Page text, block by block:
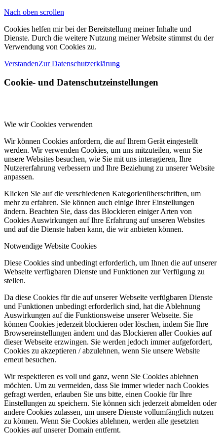
Nach oben scrollen
Cookies helfen mir bei der Bereitstellung meiner Inhalte und
Dienste. Durch die weitere Nutzung meiner Website stimmst du der
Verwendung von Cookies zu.
VerstandenZur Datenschutzerklärung
Cookie- und Datenschutzeinstellungen
Wie wir Cookies verwenden
Wir können Cookies anfordern, die auf Ihrem Gerät eingestellt
werden. Wir verwenden Cookies, um uns mitzuteilen, wenn Sie
unsere Websites besuchen, wie Sie mit uns interagieren, Ihre
Nutzererfahrung verbessern und Ihre Beziehung zu unserer Website
anpassen.
Klicken Sie auf die verschiedenen Kategorienüberschriften, um
mehr zu erfahren. Sie können auch einige Ihrer Einstellungen
ändern. Beachten Sie, dass das Blockieren einiger Arten von
Cookies Auswirkungen auf Ihre Erfahrung auf unseren Websites
und auf die Dienste haben kann, die wir anbieten können.
Notwendige Website Cookies
Diese Cookies sind unbedingt erforderlich, um Ihnen die auf unserer
Webseite verfügbaren Dienste und Funktionen zur Verfügung zu
stellen.
Da diese Cookies für die auf unserer Webseite verfügbaren Dienste
und Funktionen unbedingt erforderlich sind, hat die Ablehnung
Auswirkungen auf die Funktionsweise unserer Webseite. Sie
können Cookies jederzeit blockieren oder löschen, indem Sie Ihre
Browsereinstellungen ändern und das Blockieren aller Cookies auf
dieser Webseite erzwingen. Sie werden jedoch immer aufgefordert,
Cookies zu akzeptieren / abzulehnen, wenn Sie unsere Website
erneut besuchen.
Wir respektieren es voll und ganz, wenn Sie Cookies ablehnen
möchten. Um zu vermeiden, dass Sie immer wieder nach Cookies
gefragt werden, erlauben Sie uns bitte, einen Cookie für Ihre
Einstellungen zu speichern. Sie können sich jederzeit abmelden oder
andere Cookies zulassen, um unsere Dienste vollumfänglich nutzen
zu können. Wenn Sie Cookies ablehnen, werden alle gesetzten
Cookies auf unserer Domain entfernt.